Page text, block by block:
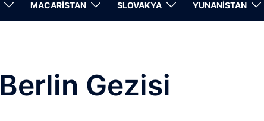
MACARİSTAN SLOVAKYA YUNANİSTAN
Berlin Gezisi